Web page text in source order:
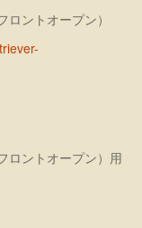
ントオープン）
ントオープン）用